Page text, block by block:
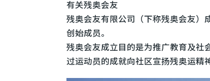
有关残奥会友
残奥会友有限公司（下称残奥会友）
创始成员。
残奥会友成立目的是为推广教育及社
过运动员的成就向社区宣扬残奥运精神